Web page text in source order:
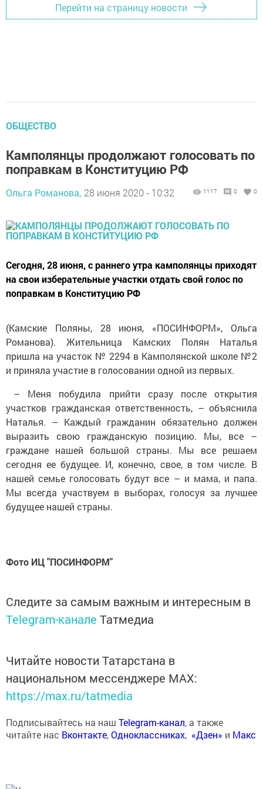
Перейти на страницу новости
ОБЩЕСТВО
Камполянцы продолжают голосовать по
поправкам в Конституцию РФ
Ольга Романова, 28 июня 2020 - 10:32 1117 0 0
Сегодня, 28 июня, с раннего утра камполянцы приходят
на свои изберательные участки отдать свой голос по
поправкам в Конституцию РФ
(Камские Поляны, 28 июня, «ПОСИНФОРМ», Ольга
Романова). Жительница Камских Полян Наталья
пришла на участок № 2294 в Камполянской школе №2
и приняла участие в голосовании одной из первых.
– Меня побудила прийти сразу после открытия
участков гражданская ответственность, – объяснила
Наталья. – Каждый гражданин обязательно должен
выразить свою гражданскую позицию. Мы, все –
граждане нашей большой страны. Мы все решаем
сегодня ее будущее. И, конечно, свое, в том числе. В
нашей семье голосовать будут все – и мама, и папа.
Мы всегда участвуем в выборах, голосуя за лучшее
будущее нашей страны.
Фото ИЦ "ПОСИНФОРМ"
Следите за самым важным и интересным в
Telegram-канале Татмедиа
Читайте новости Татарстана в
национальном мессенджере MАХ:
https://max.ru/tatmedia
Подписывайтесь на наш Telegram-канал, а также
читайте нас Вконтакте,Одноклассниках, «Дзен» и Макс